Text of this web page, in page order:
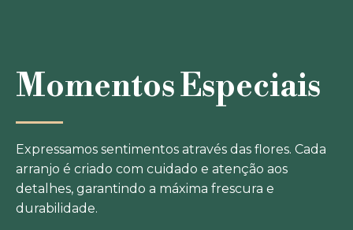
Momentos Especiais
Expressamos sentimentos através das flores. Cada
arranjo é criado com cuidado e atenção aos
detalhes, garantindo a máxima frescura e
durabilidade.
Utilizados para apresentar anúncios
relevantes e personalizados aos
visitantes.
GUARDAR
PREFERÊNCIAS